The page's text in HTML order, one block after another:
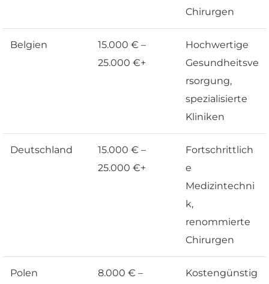
Chirurgen
Belgien
15.000 € –
25.000 €+
Hochwertige
Gesundheitsve
rsorgung,
spezialisierte
Kliniken
Deutschland
15.000 € –
25.000 €+
Fortschrittlich
e
Medizintechni
k,
renommierte
Chirurgen
Polen
8.000 € –
Kostengünstig